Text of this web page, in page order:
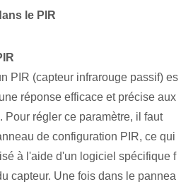
le ⁤PIR
PIR (capteur infrarouge passif) es
réponse efficace et précise aux
Pour régler ce paramètre, il faut
de configuration PIR, ce qui
à l'aide d'un logiciel spécifique f
capteur. ⁢Une fois dans le pannea